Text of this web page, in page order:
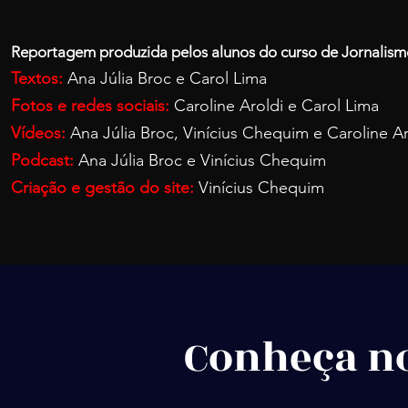
Reportagem produzida pelos alunos do curso de
Textos: Ana Júlia Broc e Carol Lima
Fotos e redes sociais: Caroline Aroldi e Carol Lima
Vídeos: Ana Júlia Broc, Vinícius Chequim e Caroline
Podcast: Ana Júlia Broc e Vinícius Chequim
Criação e gestão do site: Vinícius Chequim
Conheça